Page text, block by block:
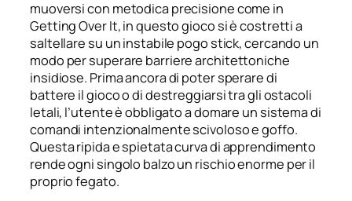
muoversi con metodica precisione come in
Getting Over It, in questo gioco si è costretti a
saltellare su un instabile pogo stick, cercando un
modo per superare barriere architettoniche
insidiose. Prima ancora di poter sperare di
battere il gioco o di destreggiarsi tra gli ostacoli
letali, l’utente è obbligato a domare un sistema di
comandi intenzionalmente scivoloso e goffo.
Questa ripida e spietata curva di apprendimento
rende ogni singolo balzo un rischio enorme per il
proprio fegato.